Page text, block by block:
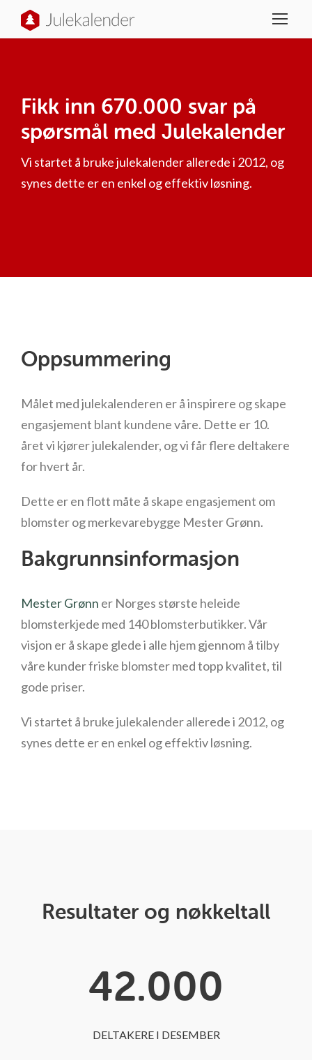
Fikk inn 670.000 svar på
spørsmål med Julekalender
Vi startet å bruke julekalender allerede i 2012, og
synes dette er en enkel og effektiv løsning.
Oppsummering
Målet med julekalenderen er å inspirere og skape
engasjement blant kundene våre. Dette er 10.
året vi kjører julekalender, og vi får flere deltakere
for hvert år.
Dette er en flott måte å skape engasjement om
blomster og merkevarebygge Mester Grønn.
Bakgrunnsinformasjon
Mester Grønn er Norges største heleide
blomsterkjede med 140 blomsterbutikker. Vår
visjon er å skape glede i alle hjem gjennom å tilby
våre kunder friske blomster med topp kvalitet, til
gode priser.
Vi startet å bruke julekalender allerede i 2012, og
synes dette er en enkel og effektiv løsning.
Resultater og nøkkeltall
42.000
DELTAKERE I DESEMBER